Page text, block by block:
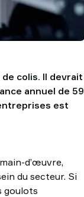
de colis. Il devrait
annuel de 59
est
d’œuvre,
du secteur. Si
goulots